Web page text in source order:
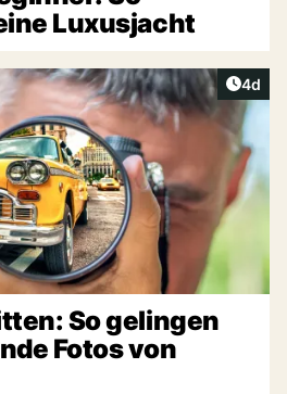
Luxusjacht
4d
So gelingen
Fotos von